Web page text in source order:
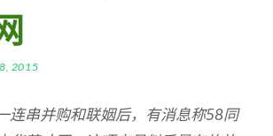
2015
连串并购和联姻后，有消息称58同